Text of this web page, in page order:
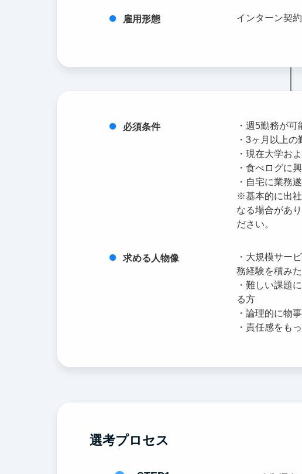
雇用形態 インターン契約
必須条件
・週5勤務が可
・3ヶ月以上
・現在大学お
・食べログに
・自宅に業務
※基本的に出
なる場合があ
ださい。
求める人物像
・大規模サー
務経験を積み
・難しい課題
る方
・論理的に物
・責任感をも
選考プロセス